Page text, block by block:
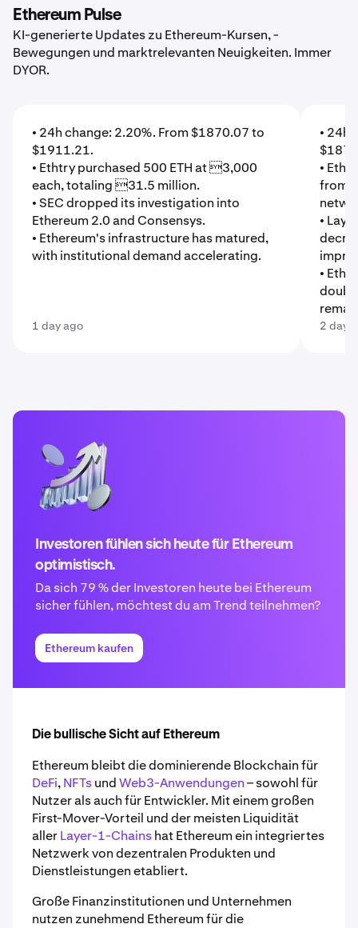
Ethereum Pulse
KI-generierte Updates zu Ethereum-Kursen, -
Bewegungen und marktrelevanten Neuigkeiten. Immer
DYOR.
• 24h change: 2.20%. From $1870.07 to
$1911.21.
• Ethtry purchased 500 ETH at 3,000
each, totaling 31.5 million.
• SEC dropped its investigation into
Ethereum 2.0 and Consensys.
• Ethereum's infrastructure has matured,
with institutional demand accelerating.
1 day ago
• 24h
•
from
•
•
2 days
Investoren fühlen sich heute für Ethereum
optimistisch.
Da sich 79 % der Investoren heute bei Ethereum
sicher fühlen, möchtest du am Trend teilnehmen?
Ethereum kaufen
Die bullische Sicht auf Ethereum
Ethereum bleibt die dominierende Blockchain für
DeFi,NFTsundWeb3-Anwendungen– sowohl für
Nutzer als auch für Entwickler. Mit einem großen
First-Mover-Vorteil und der meisten Liquidität
allerLayer-1-Chainshat Ethereum ein integriertes
Netzwerk von dezentralen Produkten und
Dienstleistungen etabliert.
Große Finanzinstitutionen und Unternehmen
nutzen zunehmend Ethereum für die